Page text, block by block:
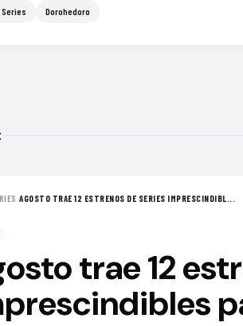
Series Dorohedoro
›AGOSTO TRAE 12 ESTRENOS DE SERIES IMPRESCINDIBL...
trae 12